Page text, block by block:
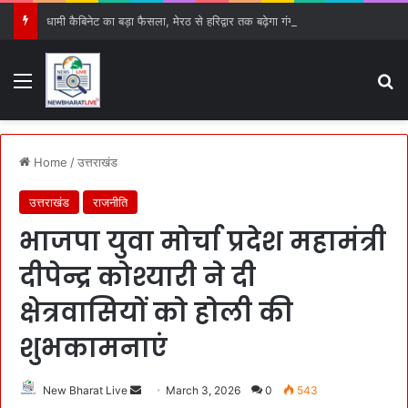
Menu
Home /उत्तराखंड
उत्तराखंड राजनीति
भाजपा युवा मोर्चा प्रदेश महामंत्री
दीपेन्द्र कोश्यारी ने दी
क्षेत्रवासियों को होली की
शुभकामनाएं
New Bharat Live March 3, 2026 0 543